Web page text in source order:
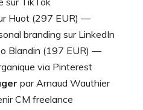
Huot (297 EUR) —
branding sur LinkedIn
Blandin (197 EUR) —
via Pinterest
par Arnaud Wauthier
CM freelance